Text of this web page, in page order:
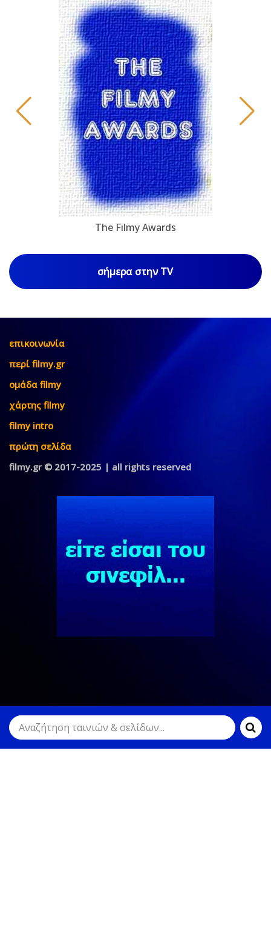
The Filmy Awards
σήμερα στην TV
επικοινωνία
περί filmy.gr
ομάδα filmy
χάρτης filmy
filmy intro
πρώτη σελίδα
filmy.gr © 2017-2025 | all rights reserved